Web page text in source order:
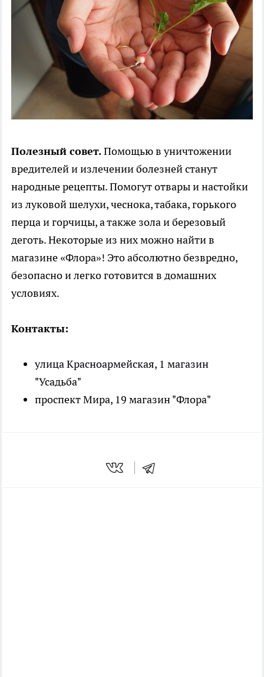
Полезный совет.Помощью в уничтожении
вредителей и излечении болезней станут
народные рецепты. Помогут отвары и настойки
из луковой шелухи, чеснока, табака, горького
перца и горчицы, а также зола и березовый
деготь. Некоторые из них можно найти в
магазине «Флора»! Это абсолютно безвредно,
безопасно и легко готовится в домашних
условиях.
Контакты:
улица Красноармейская, 1 магазин
"Усадьба"
проспект Мира, 19 магазин "Флора"